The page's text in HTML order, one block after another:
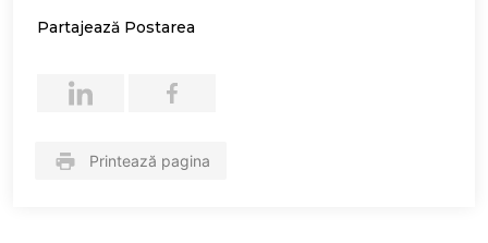
Partajează Postarea
Printează pagina